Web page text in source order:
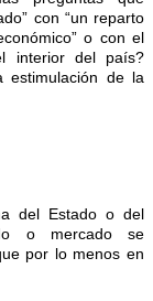
con “un reparto
o con el
interior del país?
estimulación de la
del Estado o del
o mercado se
por lo menos en